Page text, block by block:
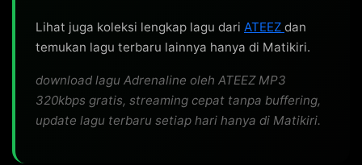
Lihat juga koleksi lengkap lagu dari ATEEZ dan
temukan lagu terbaru lainnya hanya di Matikiri.
download lagu Adrenaline oleh ATEEZ MP3
320kbps gratis, streaming cepat tanpa buffering,
update lagu terbaru setiap hari hanya di Matikiri.